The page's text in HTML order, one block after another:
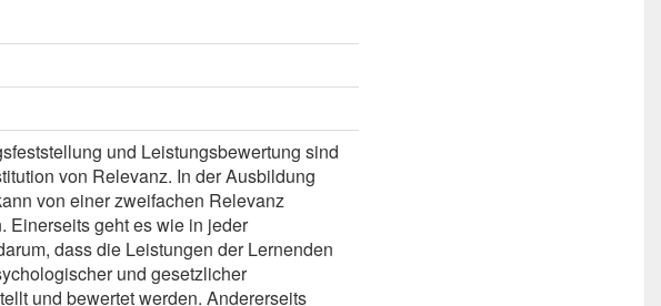
und Leistungsbewertung sind
von Relevanz. In der Ausbildung
von einer zweifachen Relevanz
Einerseits geht es wie in jeder
dass die Leistungen der Lernenden
und gesetzlicher
und bewertet werden. Andererseits